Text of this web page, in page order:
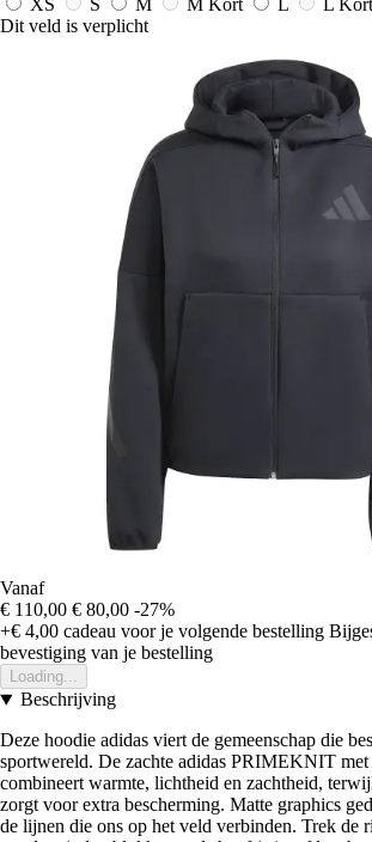
XS S M M Kort L L
Dit veld is verplicht
Vanaf
€ 110,00 € 80,00 -27%
+€ 4,00 cadeau voor je volgende bestelling
bevestiging van je bestelling
Loading...
Beschrijving
Deze hoodie adidas viert de gemeenschap die
sportwereld. De zachte adidas PRIMEKNIT
combineert warmte, lichtheid en zachtheid,
zorgt voor extra bescherming. Matte graphics
de lijnen die ons op het veld verbinden. Trek de